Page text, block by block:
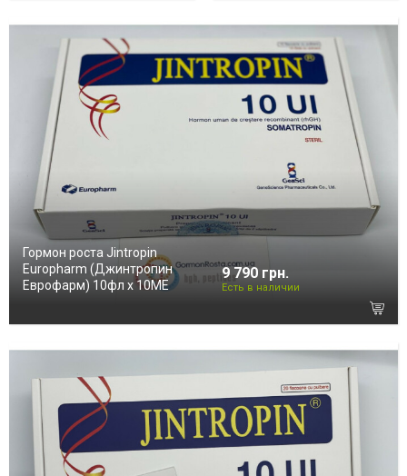
Гормон роста Jintropin
Europharm (Джинтропин
Еврофарм) 10фл х 10ME
9 790 грн.
Есть в наличии